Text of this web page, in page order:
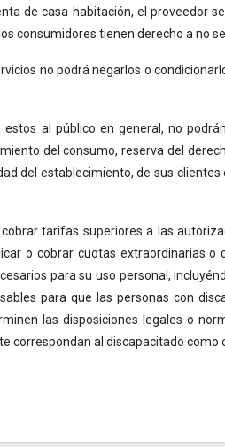
de casa habitación, el proveedor
consumidores tienen derecho a no
no podrá negarlos o
al público en general, no
del consumo, reserva del
del establecimiento, de sus
tarifas superiores a las
o cobrar cuotas extraordinarias
para su uso personal,
para que las personas con
las disposiciones legales o
correspondan al discapacitado como